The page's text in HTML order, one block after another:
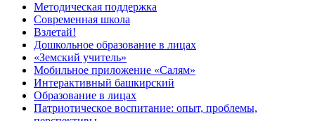
Методическая поддержка
Современная школа
Взлетай!
Дошкольное образование в лицах
«Земский учитель»
Мобильное приложение «Салям»
Интерактивный башкирский
Образование в лицах
Патриотическое воспитание: опыт, проблемы,